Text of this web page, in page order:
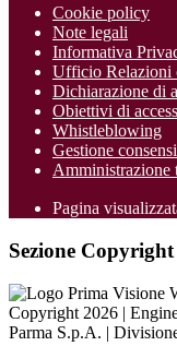
Cookie policy
Note legali
Informativa
Ufficio Relazioni
Dichiarazione di
Obiettivi di
Whistleblowing
Gestione
Amministrazione
Pagina
Sezione Copyright
Copyright 2026 |
Parma S.p.A. |